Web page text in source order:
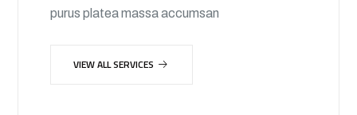
purus platea massa accumsan
VIEW ALL SERVICES